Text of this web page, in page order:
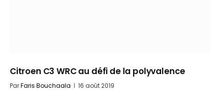
Citroen C3 WRC au défi de la polyvalence
ParFaris Bouchaala 16 août 2019